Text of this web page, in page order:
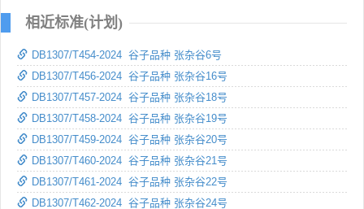
相近标准(计划)
DB1307/T454-2024 谷子品种 张杂谷6号
DB1307/T456-2024 谷子品种 张杂谷16号
DB1307/T457-2024 谷子品种 张杂谷18号
DB1307/T458-2024 谷子品种 张杂谷19号
DB1307/T459-2024 谷子品种 张杂谷20号
DB1307/T460-2024 谷子品种 张杂谷21号
DB1307/T461-2024 谷子品种 张杂谷22号
DB1307/T462-2024 谷子品种 张杂谷24号